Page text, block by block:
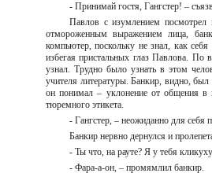
- Принимай гостя, Гангстер! –
Павлов с изумлением посмотрел
отмороженным выражением лица,
компьютер, поскольку не знал, как
избегая пристальных глаз Павлова.
узнал. Трудно было узнать в этом
учителя литературы. Банкир, видно,
он понимал – уклонение от общения в
тюремного этикета.
- Гангстер, – неожиданно для себя
Банкир нервно дернулся и
- Ты что, на рауте? Я у тебя
- Фара-а-он, – промямлил банкир.